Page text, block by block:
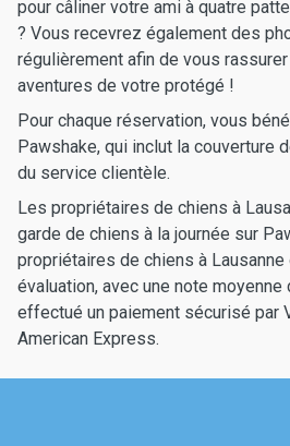
pour câliner votre ami à quatre
? Vous recevrez également des
régulièrement afin de vous
aventures de votre protégé !
Pour chaque réservation, vous
Pawshake, qui inclut la couverture
du service clientèle.
Les propriétaires de chiens à
garde de chiens à la journée sur
propriétaires de chiens à
évaluation, avec une note
effectué un paiement sécurisé par
American Express.